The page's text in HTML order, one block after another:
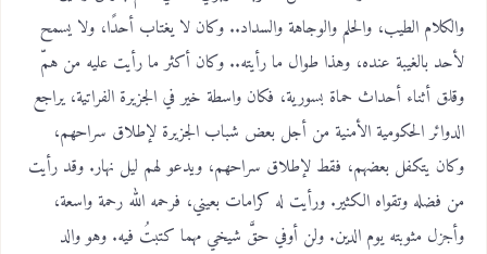
والكلام الطيب، والحلم والوجاهة والسداد.. وكان لا يغتاب أحدًا، ولا يسمح
لأحد بالغيبة عنده، وهذا طوال ما رأيته.. وكان أكثر ما رأيت عليه من همّ
وقلق أثناء أحداث حماة بسورية، فكان واسطة خير في الجزيرة الفراتية، يراجع
الدوائر الحكومية الأمنية من أجل بعض شباب الجزيرة لإطلاق سراحهم،
وكان يتكفل بعضهم، فقط لإطلاق سراحهم، ويدعو لهم ليل نهار. وقد رأيت
من فضله وتقواه الكثير. ورأيت له كرامات بعيني، فرحمه الله رحمة واسعة،
وأجزل مثوبته يوم الدين. ولن أوفي حقَّ شيخي مهما كتبتُ فيه. وهو والد